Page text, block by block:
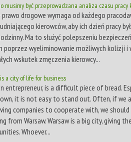
musimy być przeprowadzana analiza czasu pracy
drogowe wymaga od każdego
kierowców, aby ich dzień pracy
Ma to służyć polepszeniu
poprzez wyeliminowanie możliwych kolizji i
wskutek zmęczenia kierowcy...
a city of life for business
entrepreneur, is a difficult piece of bread.
it is not easy to stand out. Often, if we
companies to cooperate with, we
from Warsaw. Warsaw is a big city, giving
Whoever...